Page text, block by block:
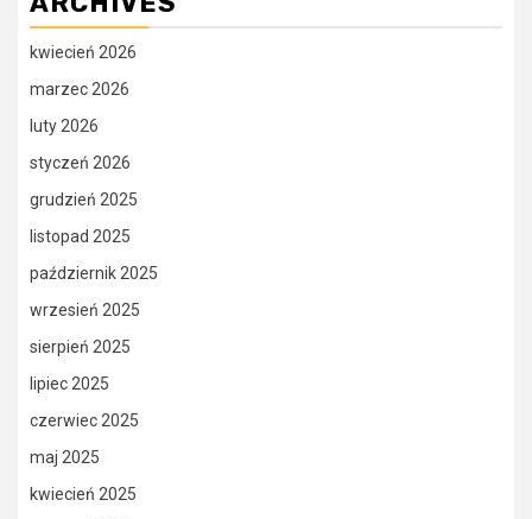
kwiecień 2026
marzec 2026
luty 2026
styczeń 2026
grudzień 2025
listopad 2025
październik 2025
wrzesień 2025
sierpień 2025
lipiec 2025
czerwiec 2025
maj 2025
kwiecień 2025